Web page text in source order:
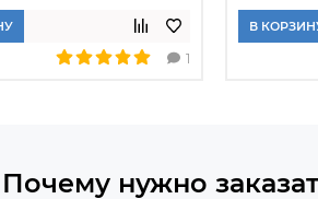
1
В
Почему нужно